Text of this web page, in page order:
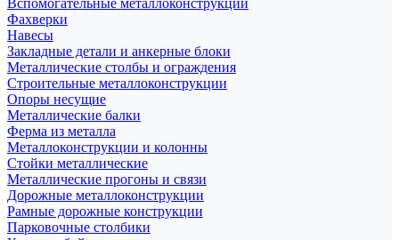
Вспомогательные металлоконструкции
Фахверки
Навесы
Закладные детали и анкерные блоки
Металлические столбы и ограждения
Строительные металлоконструкции
Опоры несущие
Металлические балки
Ферма из металла
Металлоконструкции и колонны
Стойки металлические
Металлические прогоны и связи
Дорожные металлоконструкции
Рамные дорожные конструкции
Парковочные столбики